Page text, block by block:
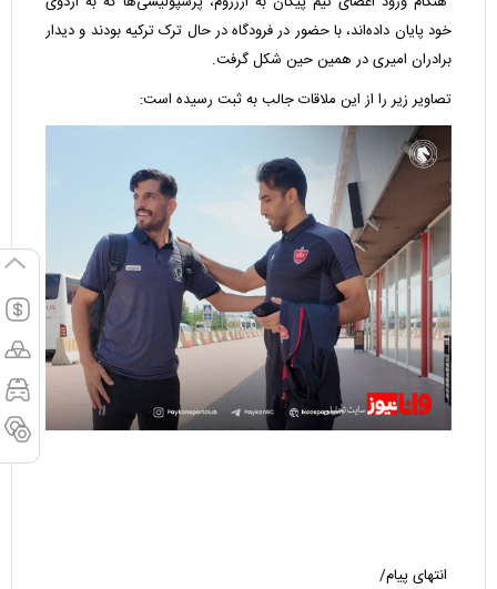
خود پایان داده‌اند، با حضور در فرودگاه در حال تر‌ک ترکیه بودند و دیدار
برادران امیری در همین حین شکل گرفت.
تصاویر زیر را از این ملاقات جالب به ثبت رسیده است:
انتهای پیام/